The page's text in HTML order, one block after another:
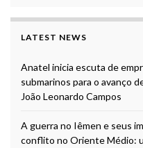
LATEST NEWS
Anatel inicia escuta de
submarinos para o avanço
João Leonardo Campos
A guerra no Iêmen e seus
conflito no Oriente Médio: